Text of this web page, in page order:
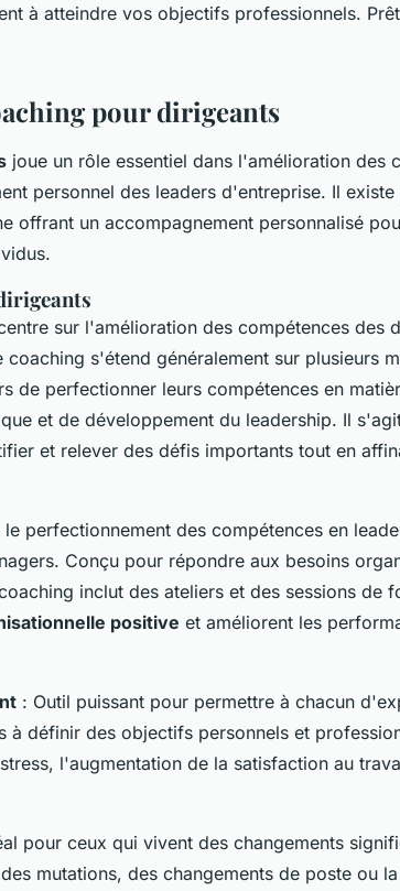
à atteindre vos objectifs professionnels.
pour dirigeants
joue un rôle essentiel dans l'amélioration des
personnel des leaders d'entreprise. Il existe
offrant un accompagnement personnalisé
sur l'amélioration des compétences des
s'étend généralement sur plusieurs
de perfectionner leurs compétences en
et de développement du leadership. Il
et relever des défis importants tout en
le perfectionnement des compétences en
Conçu pour répondre aux besoins
inclut des ateliers et des sessions de
positive et améliorent les
: Outil puissant pour permettre à chacun
à définir des objectifs personnels et
l'augmentation de la satisfaction au
pour ceux qui vivent des changements
mutations, des changements de poste ou